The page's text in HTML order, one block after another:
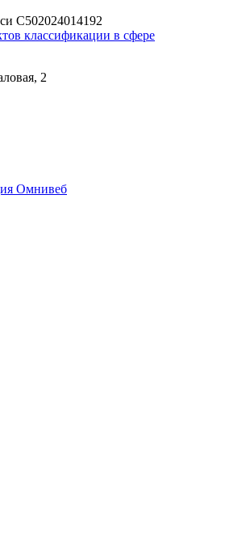
С502024014192
классификации в сфере
2
Омнивеб